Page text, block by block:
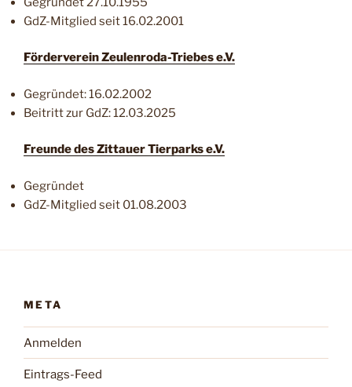
GdZ-Mitglied seit 16.02.2001
Förderverein Zeulenroda-Triebes e.V.
Gegründet: 16.02.2002
Beitritt zur GdZ: 12.03.2025
Freunde des Zittauer Tierparks e.V.
Gegründet
GdZ-Mitglied seit 01.08.2003
META
Anmelden
Eintrags-Feed